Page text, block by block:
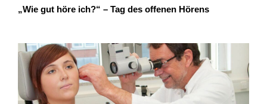
„Wie gut höre ich?“ – Tag des offenen Hörens